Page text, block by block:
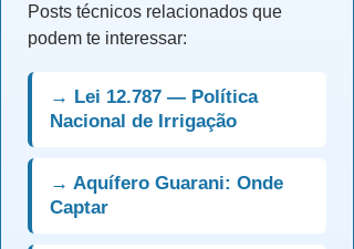
Posts técnicos relacionados que
podem te interessar:
→ Lei 12.787 — Política
Nacional de Irrigação
→ Aquífero Guarani: Onde
Captar